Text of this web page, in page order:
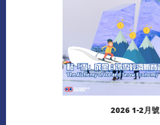
2026 1-2月號